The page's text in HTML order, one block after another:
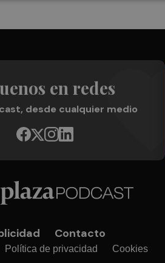
en redes
desde cualquier medio
Contacto
Política de privacidad Cookies